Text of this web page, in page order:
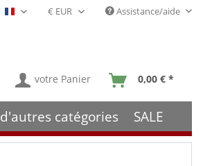
Français- FR Assistance/aide
votre Panier 0,00 € *
d'autres catégories SALE